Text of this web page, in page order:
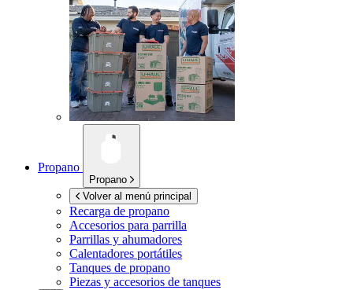
Propano
Propano
Volver al menú principal
Recarga de propano
Accesorios para parrilla
Parrillas y ahumadores
Calentadores portátiles
Tanques de propano
Piezas y accesorios de tanques